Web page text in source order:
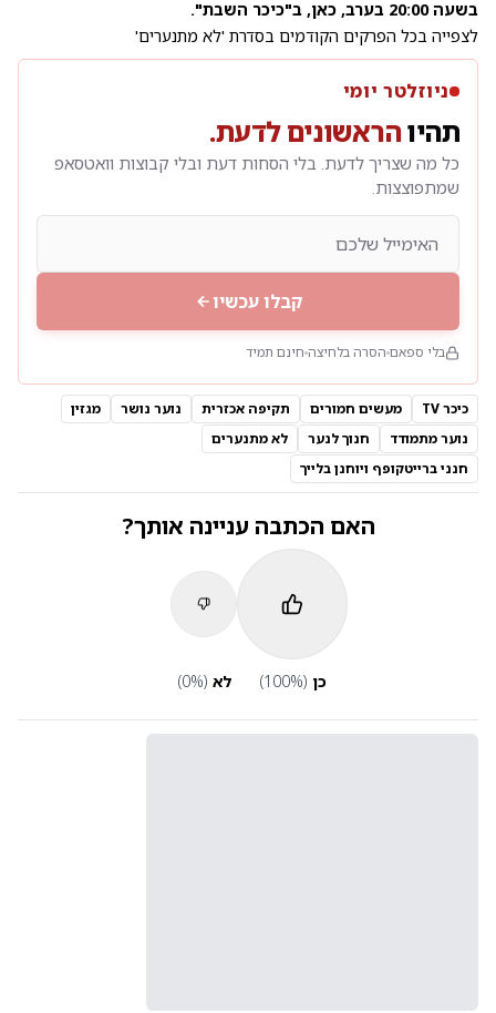
בשעה 20:00 בערב, כאן, ב"כיכר השבת".
לצפייה בכל הפרקים הקודמים בסדרת 'לא מתנערים'
ניוזלטר יומי
תהיוהראשונים לדעת.
כל מה שצריך לדעת. בלי הסחות דעת ובלי קבוצות וואטסאפ
שמתפוצצות.
קבלו עכשיו
בלי ספאם הסרה בלחיצה חינם תמיד
כיכר TV מעשים חמורים תקיפה אכזרית נוער נושר
מגזין
נוער מתמודד
חנוך לנער
לא מתנערים
חנני ברייטקופף ויוחנן בלייך
האם הכתבה עניינה אותך?
כן (
100%) לא (
0%)